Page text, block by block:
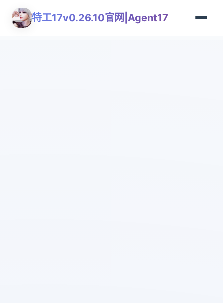
特工17v0.26.10官网|Agent17